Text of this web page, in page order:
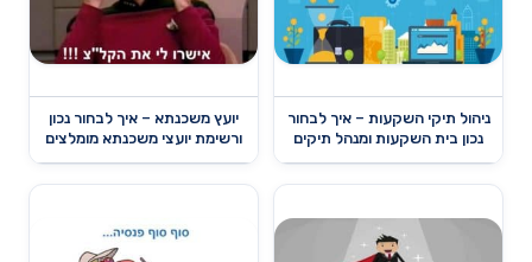
ניהול תיקי השקעות – איך לבחור
נכון בית השקעות ומנהל תיקים
יועץ משכנתא – איך לבחור נכון
ורשימת יועצי משכנתא מומלצים